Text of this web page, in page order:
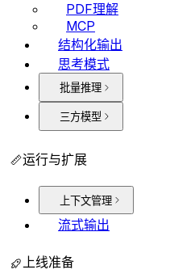
PDF理解
MCP
结构化输出
思考模式
批量推理
三方模型
运行与扩展
上下文管理
流式输出
上线准备